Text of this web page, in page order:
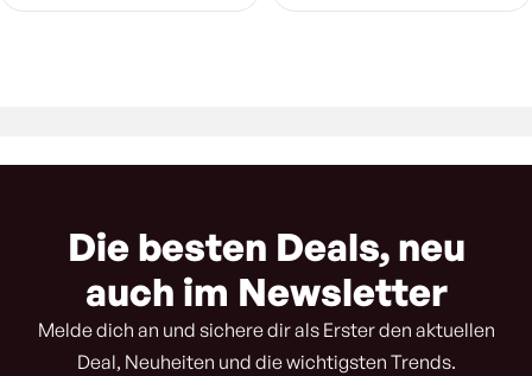
Die besten Deals, neu
auch im Newsletter
Melde dich an und sichere dir als Erster den aktuellen
Deal, Neuheiten und die wichtigsten Trends.